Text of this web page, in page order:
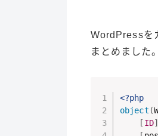
WordPressを
まとめました。
<?php
object (
[ ID]